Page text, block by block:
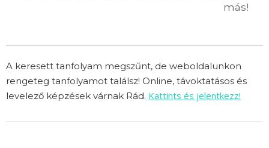
más!
A keresett tanfolyam megszűnt, de weboldalunkon
rengeteg tanfolyamot találsz! Online, távoktatásos és
levelező képzések várnak Rád. Kattints és jelentkezz!